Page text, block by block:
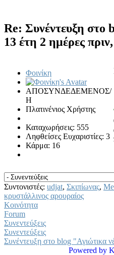
Re: Συνέντευξη στο
13 έτη 2 ημέρες πριν,
Φοινίκη
ΑΠΟΣΥΝΔΕΔΕΜΕΝΟΣ/
Η
Πλατινένιος Χρήστης
Καταχωρήσεις: 555
Ληφθείσες Ευχαριστίες: 3
Κάρμα: 16
Συντονιστές: udjat, Σκιπίωνας,
κρυστάλλινος αρουραίος
Κοινότητα
Forum
Συνεντεύξεις
Συνεντεύξεις
Συνέντευξη στο blog "Αγιώτικα
Powered by